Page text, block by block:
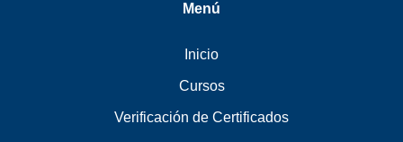
Menú
Inicio
Cursos
Verificación de Certificados